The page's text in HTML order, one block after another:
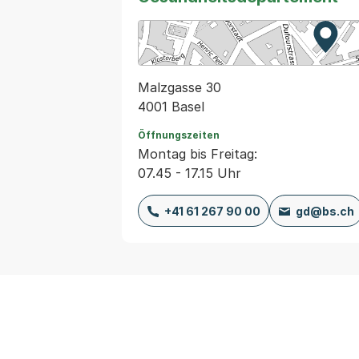
Zur
Malzgasse 30
4001 Basel
Öffnungszeiten
Montag bis Freitag:
07.45 - 17.15 Uhr
+41 61 267 90 00 gd@bs.ch